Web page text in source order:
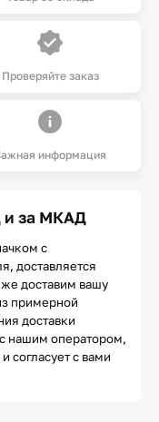
Проверяйте заказ
информация
и за МКАД
с
доставляется
доставим вашу
примерной
доставки
нашим оператором,
согласует с вами